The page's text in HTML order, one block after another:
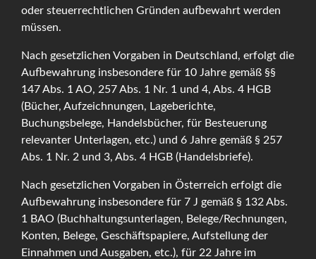
oder steuerrechtlichen Gründen aufbewahrt werden
müssen.
Nach gesetzlichen Vorgaben in Deutschland, erfolgt die
Aufbewahrung insbesondere für 10 Jahre gemäß §§
147 Abs. 1 AO, 257 Abs. 1 Nr. 1 und 4, Abs. 4 HGB
(Bücher, Aufzeichnungen, Lageberichte,
Buchungsbelege, Handelsbücher, für Besteuerung
relevanter Unterlagen, etc.) und 6 Jahre gemäß § 257
Abs. 1 Nr. 2 und 3, Abs. 4 HGB (Handelsbriefe).
Nach gesetzlichen Vorgaben in Österreich erfolgt die
Aufbewahrung insbesondere für 7 J gemäß § 132 Abs.
1 BAO (Buchhaltungsunterlagen, Belege/Rechnungen,
Konten, Belege, Geschäftspapiere, Aufstellung der
Einnahmen und Ausgaben, etc.), für 22 Jahre im